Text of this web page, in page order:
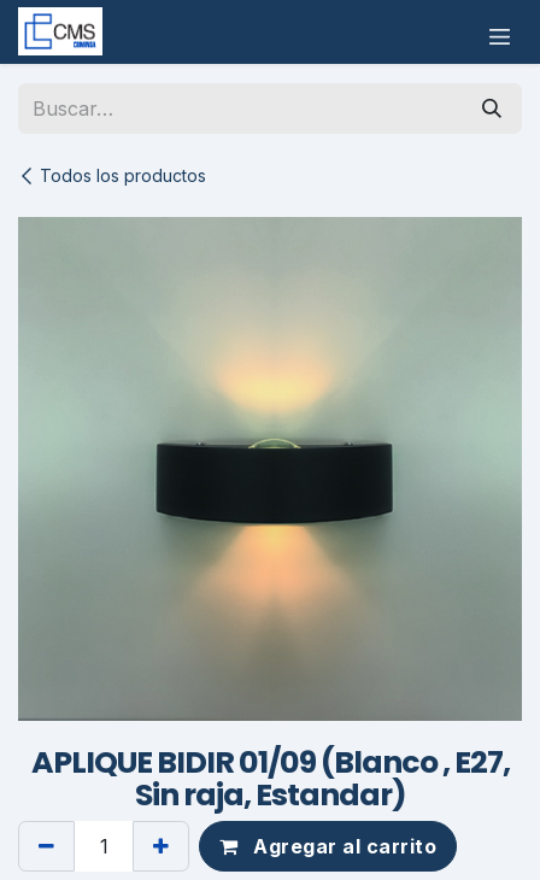
Ir al contenido
Todos los productos
APLIQUE BIDIR 01/09 (Blanco , E27,
Sin raja, Estandar)
Agregar al carrito